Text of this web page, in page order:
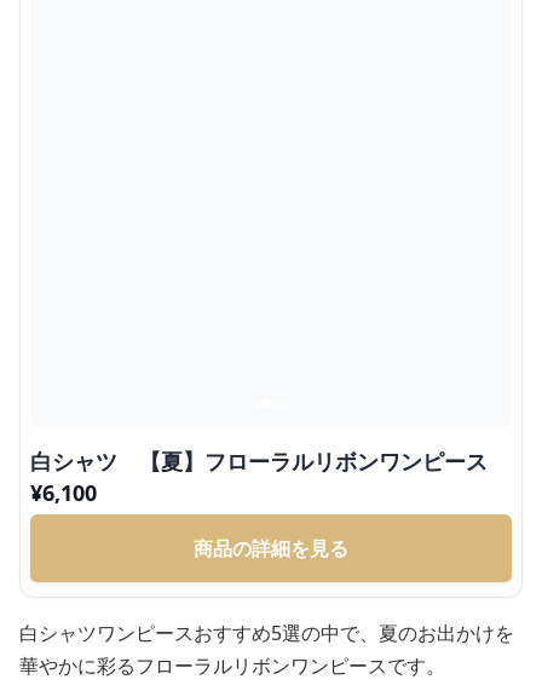
白シャツ 【夏】フローラルリボンワンピース
¥6,100
商品の詳細を見る
白シャツワンピースおすすめ5選の中で、夏のお出かけを
華やかに彩るフローラルリボンワンピースです。